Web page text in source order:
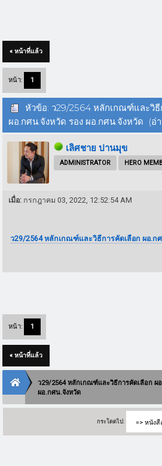
« หน้าที่แล้ว
หน้า: 1
หัวข้อ: ว29/2564 หลักเกณฑ์และวิธี
ผอ.กศน.จังหวัด รอง ผอ.กศน.จังหวัด (อ่า
เลิศชาย ปานมุข
ADMINISTRATOR HERO
เมื่อ: กรกฎาคม 03, 2022, 12:52:54 AM
ว29/2564 หลักเกณฑ์และวิธีการคัดเลือก ผอ.ก
หน้า: 1
« หน้าที่แล้ว
ว29/2564 หลักเกณฑ์และวิธีการคัดเลือก ผ
ผอ.กศน.จังหวัด
กระโดดไป: